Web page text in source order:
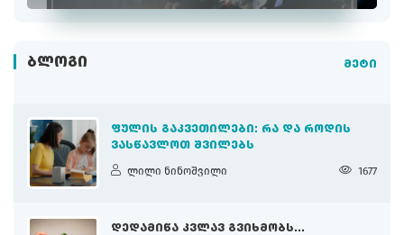
ᲑᲚᲝᲒᲘ მეტი
ᲤᲣᲚᲘᲡ ᲒᲐᲙᲕᲔᲗᲘᲚᲔᲑᲘ: ᲠᲐ ᲓᲐ ᲠᲝᲓᲘᲡ
ᲕᲐᲡᲬᲐᲕᲚᲝᲗ ᲨᲕᲘᲚᲔᲑᲡ
ლილი ნინოშვილი 1677
ᲓᲔᲓᲐᲛᲘᲬᲐ ᲙᲕᲚᲐᲕ ᲒᲕᲘᲮᲛᲝᲑᲡ...